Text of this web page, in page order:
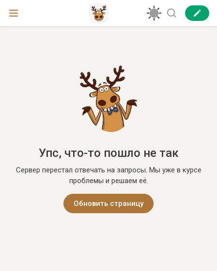
Упс, что-то пошло не так
Сервер перестал отвечать на запросы. Мы уже в курсе
проблемы и решаем её.
Обновить страницу